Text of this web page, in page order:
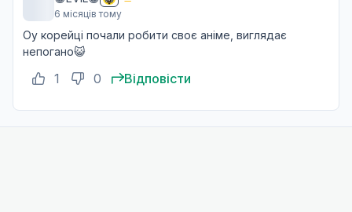
6 місяців тому
Оу корейці почали робити своє аніме, виглядає
непогано😺
1 0 Відповісти